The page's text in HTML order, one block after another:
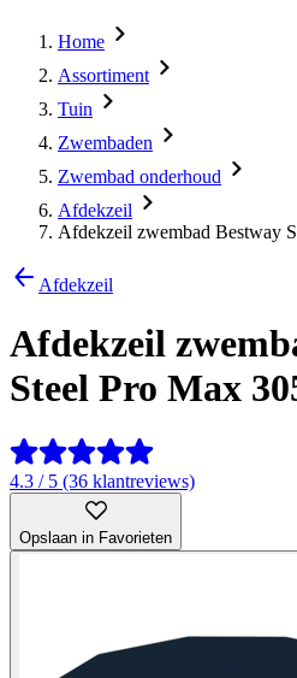
Home
Assortiment
Tuin
Zwembaden
Zwembad onderhoud
Afdekzeil
Afdekzeil zwembad Bestway
Afdekzeil
Afdekzeil
Steel Pro Max
4.3 / 5 (36 klantreviews)
Opslaan in Favorieten